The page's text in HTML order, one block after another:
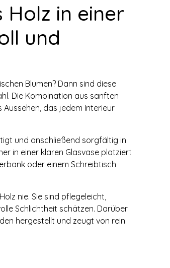
Holz in einer
und
Blumen? Dann sind diese
Die Kombination aus sanften
das jedem Interieur
und anschließend sorgfältig in
in einer klaren Glasvase platziert
oder einem Schreibtisch
nie. Sie sind pflegeleicht,
Schlichtheit schätzen. Darüber
hergestellt und zeugt von rein